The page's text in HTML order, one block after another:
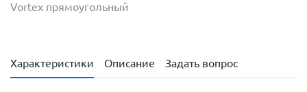
Vortex прямоугольный
Характеристики Описание Задать вопрос